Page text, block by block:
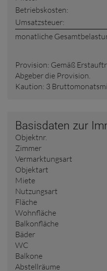
Betriebskosten:
Umsatzsteuer:
monatliche
Provision: Gemäß
Abgeber die Provision.
Kaution: 3
Basisdaten zur
Objektnr.
Zimmer
Vermarktungsart
Objektart
Miete
Nutzungsart
Fläche
Wohnfläche
Balkonfläche
Bäder
WC
Balkone
Abstellräume